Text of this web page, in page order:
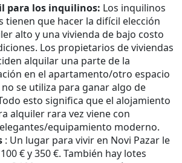
para los inquilinos: Los inquilinos
tienen que hacer la difícil elección
alto y una vivienda de bajo costo
Los propietarios de viviendas
alquilar una parte de la
en el apartamento/otro espacio
se utiliza para ganar algo de
esto significa que el alojamiento
alquiler rara vez viene con
equipamiento moderno.
: Un lugar para vivir en Novi Pazar le
€ y 350 €. También hay lotes